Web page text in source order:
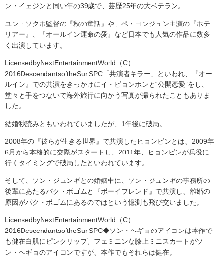
ン・イェジンと同い年の39歳で、芸歴25年の大ベテラン。
ユン・ソクホ監督の『秋の童話』や、ペ・ヨンジュン主演の『ホテ
リアー』、『オールイン運命の愛』など日本でも人気の作品に数多
く出演しています。
LicensedbyNextEntertainmentWorld（C）
2016DescendantsoftheSunSPC「共演者キラー」といわれ、『オー
ルイン』での共演をきっかけにイ・ビョンホンと“公開恋愛”をし、
堂々と手をつないで海外旅行に向かう写真が撮られたこともありま
した。
結婚秒読みともいわれていましたが、1年後に破局。
2008年の『彼らが生きる世界』で共演したヒョンビンとは、2009年
6月から本格的に交際がスタートし、2011年、ヒョンビンが兵役に
行くタイミングで破局したといわれています。
そして、ソン・ジュンギとの婚姻中に、ソン・ジュンギの事務所の
後輩にあたるパク・ボゴムと『ボーイフレンド』で共演し、離婚の
原因がパク・ボゴムにあるのではという憶測も飛び交いました。
LicensedbyNextEntertainmentWorld（C）
2016DescendantsoftheSunSPC◆ソン・ヘギョのアイコンは本作で
も健在白肌にピンクリップ、フェミニンな膝上ミニスカートがソ
ン・ヘギョのアイコンですが、本作でもそれらは健在。